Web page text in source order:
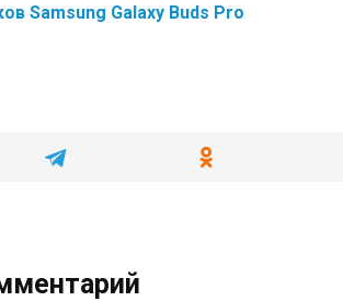
Samsung Galaxy Buds Pro